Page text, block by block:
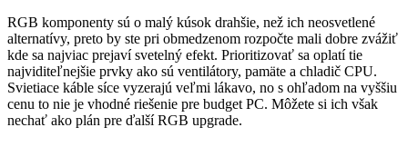
RGB komponenty sú o malý kúsok drahšie, než ich neosvetlené
alternatívy, preto by ste pri obmedzenom rozpočte mali dobre zvážiť
kde sa najviac prejaví svetelný efekt. Prioritizovať sa oplatí tie
najviditeľnejšie prvky ako sú ventilátory, pamäte a chladič CPU.
Svietiace káble síce vyzerajú veľmi lákavo, no s ohľadom na vyššiu
cenu to nie je vhodné riešenie pre budget PC. Môžete si ich však
nechať ako plán pre ďalší RGB upgrade.